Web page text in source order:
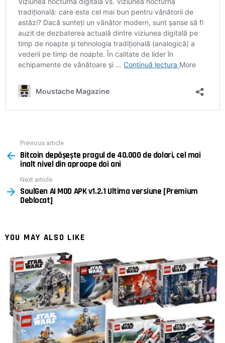
more
Previous article
Bitcoin depășește pragul de 40.000 de dolari, cel mai
înalt nivel din aproape doi ani
Next article
SoulGen AI MOD APK v1.2.1 Ultima versiune [Premium
Deblocat]
YOU MAY ALSO LIKE